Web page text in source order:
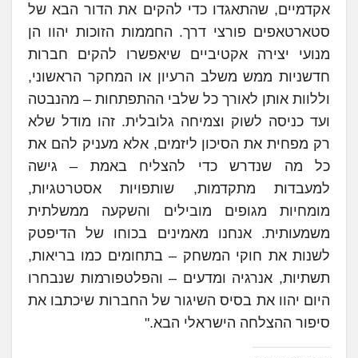
אקדמיים, שהתאגדו כדי להקים את הדור הבא של
סטארטאפים פורצי דרך. החממות הזוכות יהוו הן
מנועי יצירה אקטיביים שיאפשרו להקים חברות
חדשניות ממש משלב הרעיון או המחקר הראשוני,
וללוות אותן לאורך כל שלבי ההתפתחות – מהנבטה
ועד כניסה לשוק וצמיחה גלובלית. זהו מודל שלא
רק מפחית את הסיכון ליזמים, אלא מעניק להם את
כל מה שנדרש כדי להצליח באמת – גישה
למעבדות מתקדמות, שותפויות אסטרטגיות,
מומחיות מגופים מובילים והשקעה ממשלתית
משמעותית. אנחנו מאמינים בכוחו של הדיפטק
לשנות את חוקי המשחק – בתחומים כמו בריאות,
תשתיות, אנרגיה ומדעים – והפלטפורמות שנבחרו
היום יהוו את בסיס השיגור של החברות שיכתבו את
סיפור ההצלחה הישראלי הבא."